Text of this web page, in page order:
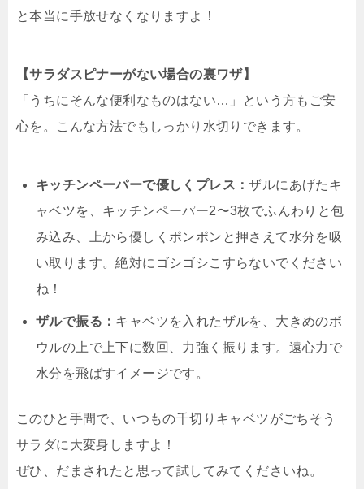
と本当に手放せなくなりますよ！
【サラダスピナーがない場合の裏ワザ】
「うちにそんな便利なものはない…」という方もご安
心を。こんな方法でもしっかり水切りできます。
キッチンペーパーで優しくプレス：ザルにあげたキ
ャベツを、キッチンペーパー2〜3枚でふんわりと包
み込み、上から優しくポンポンと押さえて水分を吸
い取ります。絶対にゴシゴシこすらないでください
ね！
ザルで振る： キャベツを入れたザルを、大きめのボ
ウルの上で上下に数回、力強く振ります。遠心力で
水分を飛ばすイメージです。
このひと手間で、いつもの千切りキャベツがごちそう
サラダに大変身しますよ！
ぜひ、だまされたと思って試してみてくださいね。